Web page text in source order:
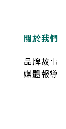
關於我們
品牌故事
媒體報導